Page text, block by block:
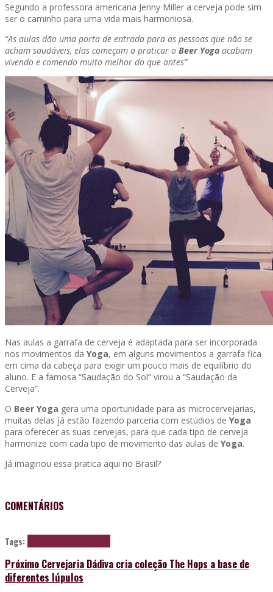
Segundo a professora americana Jenny Miller a cerveja pode sim
ser o caminho para uma vida mais harmoniosa.
“As aulas dão uma porta de entrada para as pessoas que não se
acham saudáveis, elas começam a praticar o Beer Yoga acabam
vivendo e comendo muito melhor do que antes”
Nas aulas a garrafa de cerveja é adaptada para ser incorporada
nos movimentos da Yoga, em alguns movimentos a garrafa fica
em cima da cabeça para exigir um pouco mais de equilíbrio do
aluno. E a famosa “Saudação do Sol” virou a “Saudação da
Cerveja”.
O Beer Yoga gera uma oportunidade para as microcervejarias,
muitas delas já estão fazendo parceria com estúdios de Yoga
para oferecer as suas cervejas, para que cada tipo de cerveja
harmonize com cada tipo de movimento das aulas de Yoga.
Já imaginou essa pratica aqui no Brasil?
COMENTÁRIOS
Tags:
Próximo Cervejaria Dádiva cria coleção The Hops a base de
diferentes lúpulos